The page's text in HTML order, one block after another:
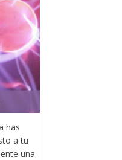
has
a tu
una